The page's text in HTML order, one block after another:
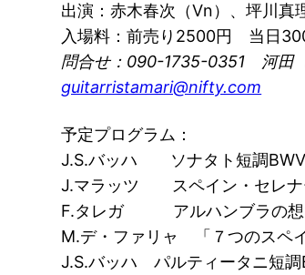
出演：赤木春次（Vn）、坪川真
入場料：前売り2500円 当日
問合せ：090-1735-0351 河田（
guitarristamari@nifty.com
予定プログラム：
J.S.バッハ ソナタト短調
J.マラッツ スペイン・セレナ
F.タレガ アルハンブラの想
M.デ・ファリャ 「７つのスペ
J.S.バッハ パルティータニ短